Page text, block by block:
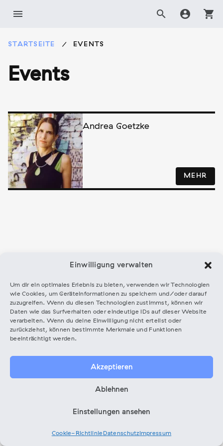
Einwilligung verwalten
Um dir ein optimales Erlebnis zu bieten, verwenden wir Technologien
wie Cookies, um Geräteinformationen zu speichern und/oder darauf
zuzugreifen. Wenn du diesen Technologien zustimmst, können wir
Daten wie das Surfverhalten oder eindeutige IDs auf dieser Website
verarbeiten. Wenn du deine Einwilligung nicht erteilst oder
zurückziehst, können bestimmte Merkmale und Funktionen
beeinträchtigt werden.
Akzeptieren
Ablehnen
Einstellungen ansehen
Cookie-Richtlinie Datenschutz Impressum
Inhaltmenu search account_circle shopping_cart
STARTSEITE EVENTS
Events
Andrea Goetzke
MEHR
gefördert durch